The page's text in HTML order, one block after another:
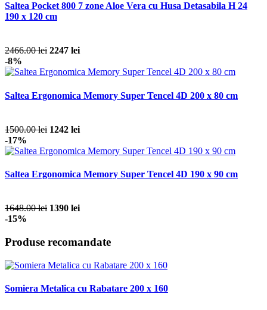
Saltea Pocket 800 7 zone Aloe Vera cu Husa Detasabila H 24
190 x 120 cm
2466.00 lei 2247 lei
-8%
Saltea Ergonomica Memory Super Tencel 4D 200 x 80 cm
1500.00 lei 1242 lei
-17%
Saltea Ergonomica Memory Super Tencel 4D 190 x 90 cm
1648.00 lei 1390 lei
-15%
Produse recomandate
Somiera Metalica cu Rabatare 200 x 160